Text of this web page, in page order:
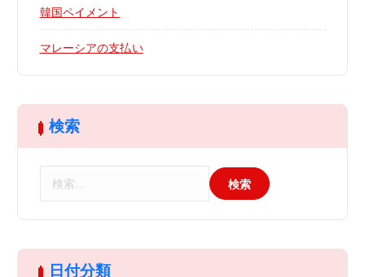
韓国ペイメント
マレーシアの支払い
検索
日付分類